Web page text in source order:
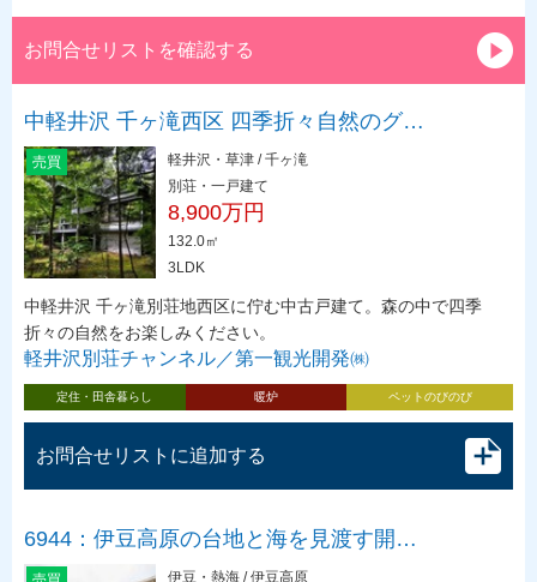
お問合せリストを確認する
中軽井沢 千ヶ滝西区 四季折々自然のグ…
売買
軽井沢・草津 / 千ヶ滝
別荘・一戸建て
8,900万円
132.0㎡
3LDK
中軽井沢 千ヶ滝別荘地西区に佇む中古戸建て。森の中で四季
折々の自然をお楽しみください。
軽井沢別荘チャンネル／第一観光開発㈱
定住・田舎暮らし 暖炉 ペットのびのび
お問合せリストに追加する
6944：伊豆高原の台地と海を見渡す開…
伊豆・熱海 / 伊豆高原